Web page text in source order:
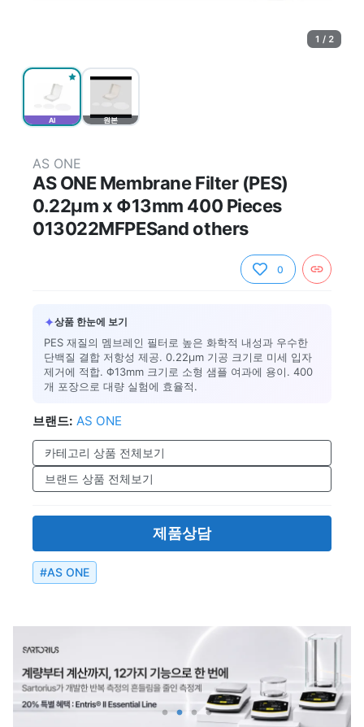
AI 원본
1 / 2
AS ONE
AS ONE Membrane Filter (PES)
0.22μm x Φ13mm 400 Pieces
013022MFPESand others
0
✦상품 한눈에 보기
PES 재질의 멤브레인 필터로 높은 화학적 내성과 우수한
단백질 결합 저항성 제공. 0.22μm 기공 크기로 미세 입자
제거에 적합. Φ13mm 크기로 소형 샘플 여과에 용이. 400
개 포장으로 대량 실험에 효율적.
브랜드: AS ONE
카테고리 상품 전체보기
브랜드 상품 전체보기
제품상담
#AS ONE